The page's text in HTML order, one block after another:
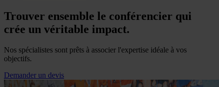
Trouver ensemble le conférencier qui
crée un véritable impact.
Nos spécialistes sont prêts à associer l'expertise idéale à vos
objectifs.
Demander un devis